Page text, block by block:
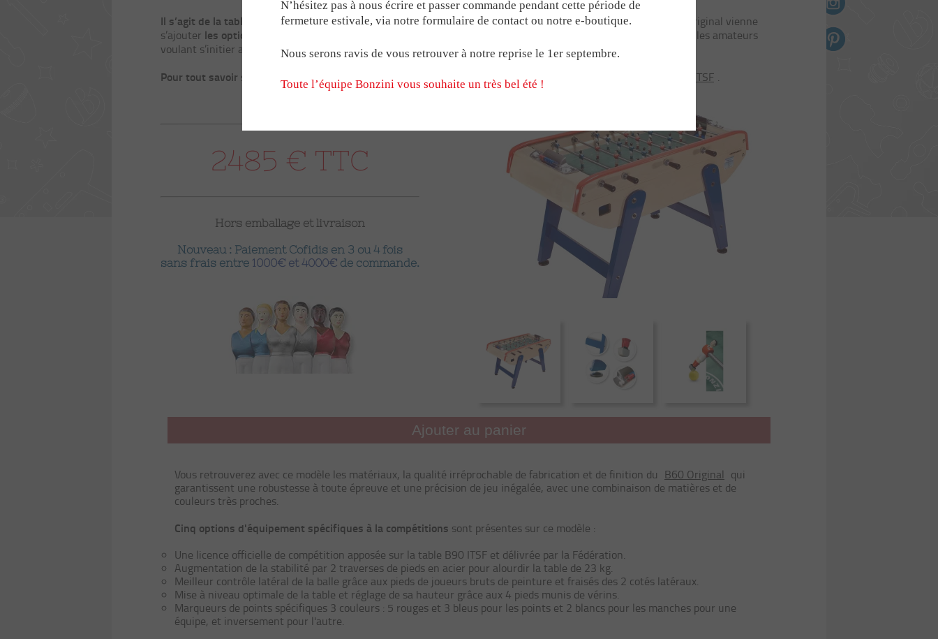
Modèles spéciaux Babyfoot
Babyfoot géant
Babyfoot 2 barres
Pour le B90
Pour le Stadium
Médailles
Trophées
NOS PARTENARIATS
AVIS & TÉMOIGNAGES
COMPÉTITION
LES POIGNÉES BONZINI
LE MODÈLE CONNECTÉ
MILLÉSIME B60 & B90
Ajouter au panier
Il s’agit de la table officielle de compétition homologuée par la FFBF et l’ITSF.Sur la base de notre modèle B90 original vienne
s’ajouter les options complètes ITSF
. ce modèle est plébiscité par les compétiteurs mais aussi de plus en plus par les amateurs
voulant s’initier aux sensations du babyfoot sportif.
Pour tout savoir sur le baby-foot de compétition français ITSF, cliquez ici : La table officielle de compétition B90 ITSF .
2485 € TTC
Hors emballage et livraison
Nouveau : Paiement Cofidis en 3 ou 4 fois
sans frais entre 1000€ et 4000€ de commande.
Vous retrouverez avec ce modèle les matériaux, la qualité irréprochable de fabrication et de finition du B60 Original qui
garantissent une robustesse à toute épreuve et une précision de jeu inégalée, avec une combinaison de matières et de
couleurs très proches.
Cinq options d'équipement spécifiques à la compétitions sont présentes sur ce modèle :
Une licence officielle de compétition apposée sur la table B90 ITSF et délivrée par la Fédération.
Augmentation de la stabilité par 2 traverses de pieds en acier pour alourdir la table de 23 kg.
Meilleur contrôle latéral de la balle grâce aux pieds de joueurs bruts de peinture et fraisés des 2 cotés latéraux.
Mise à niveau optimale de la table et réglage de sa hauteur grâce aux 4 pieds munis de vérins.
Marqueurs de points spécifiques 3 couleurs : 5 rouges et 3 bleus pour les points et 2 blancs pour les manches pour une
équipe, et inversement pour l'autre.
N’hésitez pas à nous écrire et passer commande pendant cette période de
fermeture estivale, via notre formulaire de contact ou notre e-boutique.
Nous serons ravis de vous retrouver à notre reprise le 1er septembre.
Toute l’équipe Bonzini vous souhaite un très bel été !